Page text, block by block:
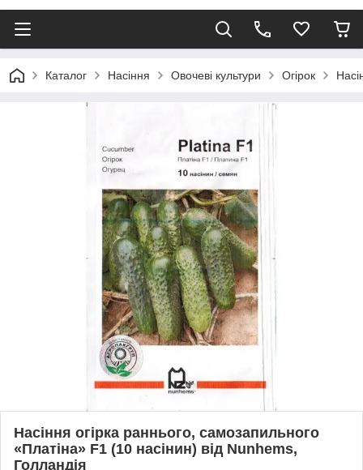
Каталог Насіння Овочеві культури Огірок
Насіння огірка раннього, самозапильного
«Платіна» F1 (10 насінин) від Nunhems,
Голландія